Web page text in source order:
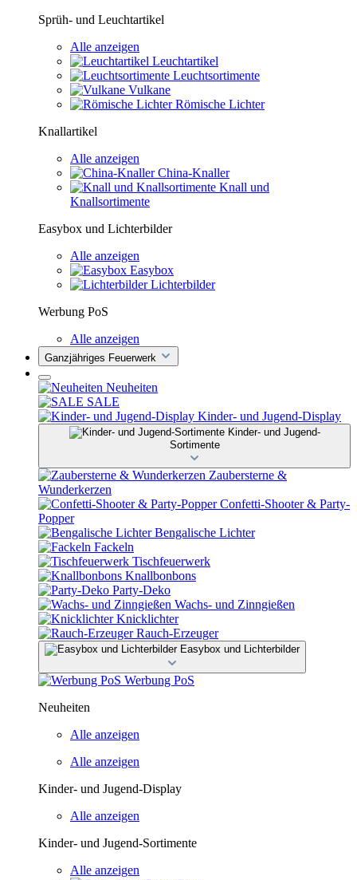
Sprüh- und Leuchtartikel
Alle anzeigen
Leuchtartikel
Leuchtsortimente
Vulkane
Römische Lichter
Knallartikel
Alle anzeigen
China-Knaller
Knall und
Knallsortimente
Easybox und Lichterbilder
Alle anzeigen
Easybox
Lichterbilder
Werbung PoS
Alle anzeigen
Ganzjähriges Feuerwerk
Neuheiten
SALE
Kinder- und Jugend-Display
Kinder- und Jugend-
Sortimente
Zaubersterne &
Wunderkerzen
Confetti-Shooter & Party-
Popper
Bengalische Lichter
Fackeln
Tischfeuerwerk
Knallbonbons
Party-Deko
Wachs- und Zinngießen
Knicklichter
Rauch-Erzeuger
Easybox und Lichterbilder
Werbung PoS
Neuheiten
Alle anzeigen
Alle anzeigen
Kinder- und Jugend-Display
Alle anzeigen
Kinder- und Jugend-Sortimente
Alle anzeigen